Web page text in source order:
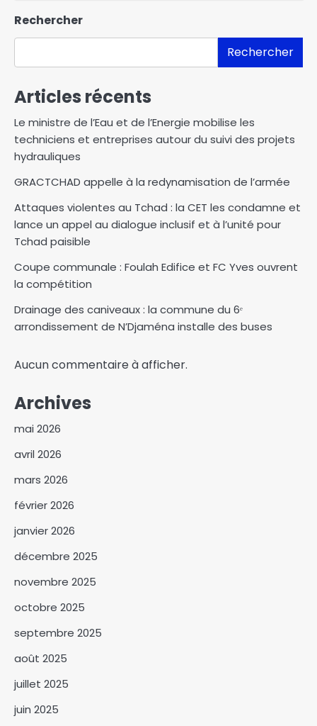
Rechercher
Rechercher
Articles récents
Le ministre de l’Eau et de l’Energie mobilise les
techniciens et entreprises autour du suivi des projets
hydrauliques
GRACTCHAD appelle à la redynamisation de l’armée
Attaques violentes au Tchad : la CET les condamne et
lance un appel au dialogue inclusif et à l’unité pour
Tchad paisible
Coupe communale : Foulah Edifice et FC Yves ouvrent
la compétition
Drainage des caniveaux : la commune du 6ᵉ
arrondissement de N’Djaména installe des buses
Aucun commentaire à afficher.
Archives
mai 2026
avril 2026
mars 2026
février 2026
janvier 2026
décembre 2025
novembre 2025
octobre 2025
septembre 2025
août 2025
juillet 2025
juin 2025